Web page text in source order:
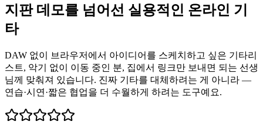
지판 데모를 넘어선 실용적인 온라인 기
타
DAW 없이 브라우저에서 아이디어를 스케치하고 싶은 기타리
스트, 악기 없이 이동 중인 분, 집에서 링크만 보내면 되는 선생
님께 맞춰져 있습니다. 진짜 기타를 대체하려는 게 아니라 —
연습·시연·짧은 협업을 더 수월하게 하려는 도구예요.